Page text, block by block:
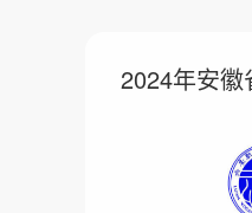
2024年安